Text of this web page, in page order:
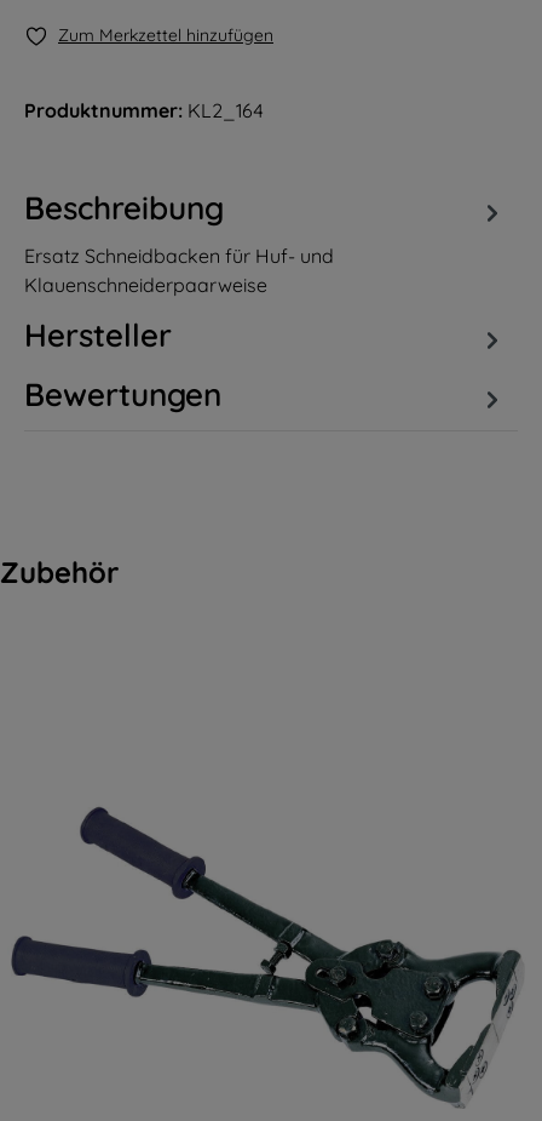
Zum Merkzettel hinzufügen
Produktnummer: KL2_164
Beschreibung
Ersatz Schneidbacken für Huf- und
Klauenschneiderpaarweise
Hersteller
Bewertungen
Zubehör